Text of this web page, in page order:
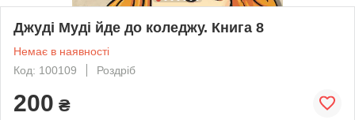
Джуді Муді йде до коледжу. Книга 8
Немає в наявності
Код: 100109
Роздріб
200 ₴